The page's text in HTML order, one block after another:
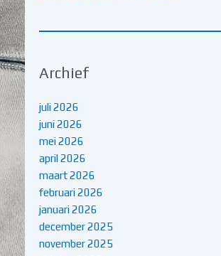
Archief
juli 2026
juni 2026
mei 2026
april 2026
maart 2026
februari 2026
januari 2026
december 2025
november 2025